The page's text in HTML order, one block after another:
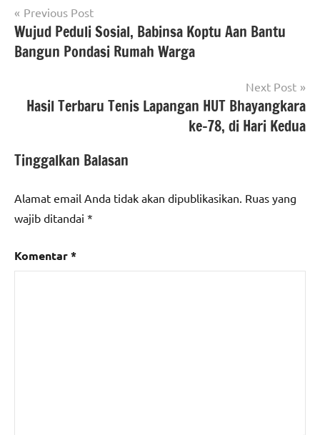
Navigasi
pos
Previous Post
Wujud Peduli Sosial, Babinsa Koptu Aan Bantu
Bangun Pondasi Rumah Warga
Next Post
Hasil Terbaru Tenis Lapangan HUT Bhayangkara
ke-78, di Hari Kedua
Tinggalkan Balasan
Alamat email Anda tidak akan dipublikasikan. Ruas yang
wajib ditandai *
Komentar*